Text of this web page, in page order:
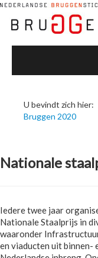
U bevindt zich hier:
Bruggen 2020
Nationale
Iedere twee jaar
Nationale Staalprijs in
waaronder
en viaducten uit binnen-